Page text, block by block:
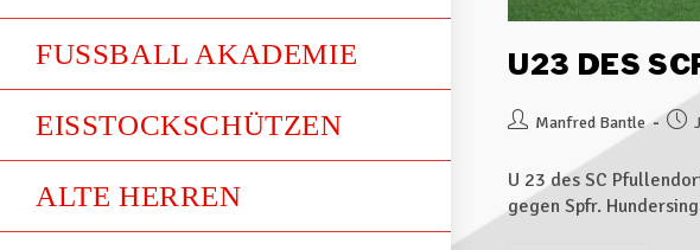
FUSSBALL AKADEMIE
EISSTOCKSCHÜTZEN
ALTE HERREN
U23 DES
Manfred Bantle
U 23 des SC
gegen Spfr.